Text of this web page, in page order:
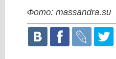
Фото: massandra.su